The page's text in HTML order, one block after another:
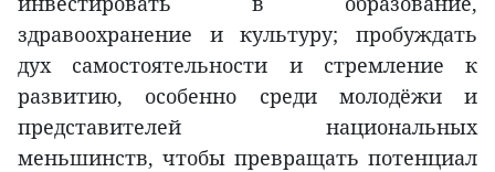
здравоохранение и культуру; пробуждать
дух самостоятельности и стремление к
развитию, особенно среди молодёжи и
представителей национальных
меньшинств, чтобы превращать потенциал